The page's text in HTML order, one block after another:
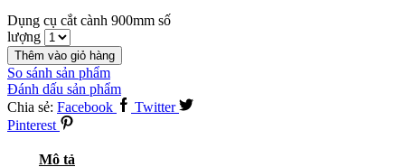
Dụng cụ cắt cành 900mm số
lượng
Thêm vào giỏ hàng
So sánh sản phẩm
Đánh dấu sản phẩm
Chia sẻ: Facebook
Twitter
Pinterest
Mô tả